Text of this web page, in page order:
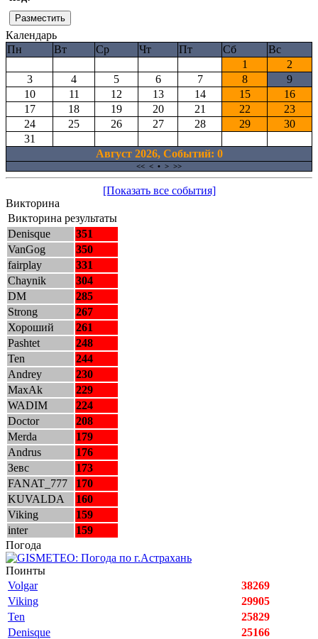
Календарь
Пн
Вт Ср Чт Пт Сб
Вс
1
2
3
4 5 6 7 8
9
10
11 12 13 14 15
16
17
18 19 20 21 22
23
24
25 26 27 28 29
30
31
Август 2026, Cобытий: 0
<< < • > >>
[Показать все события]
Викторина
Викторина результаты
Denisque
351
VanGog
350
fairplay
331
Chaynik
304
DM
285
Strong
267
Хороший
261
Pashtet
248
Ten
244
Andrey
230
MaxAk
229
WADIM
224
Doctor
208
Merda
179
Andrus
176
Зевс
173
FANAT_777
170
KUVALDA
160
Viking
159
inter
159
Погода
Поинты
Volgar
38269
Viking
29905
Ten
25829
Denisque
25166